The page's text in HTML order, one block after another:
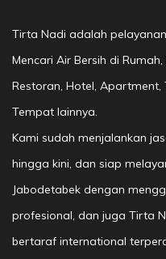
Tirta Nadi adalah
Mencari Air Bersih di
Restoran, Hotel,
Tempat lainnya.
Kami sudah menjalankan
hingga kini, dan siap
Jabodetabek dengan
profesional, dan juga Tirta
bertaraf international